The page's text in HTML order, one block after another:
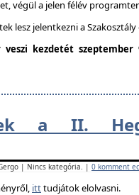
végül a jelen félév
lesz jelentkezni a
veszi kezdetét
a II.
| Nincs kategória. | 0 komment
itttudjátok elolvasni.